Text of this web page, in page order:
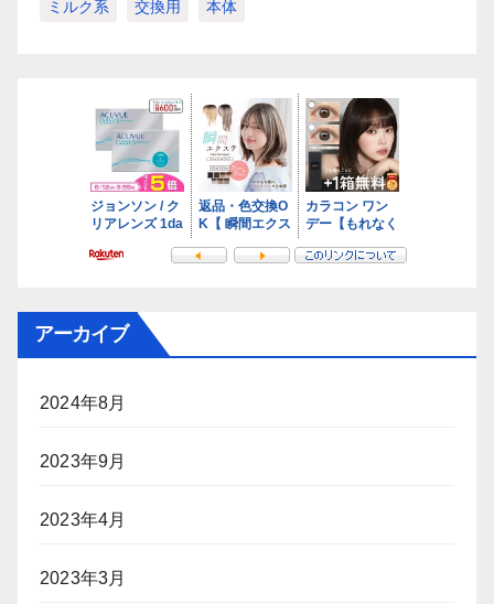
ミルク系 交換用 本体
アーカイブ
2024年8月
2023年9月
2023年4月
2023年3月